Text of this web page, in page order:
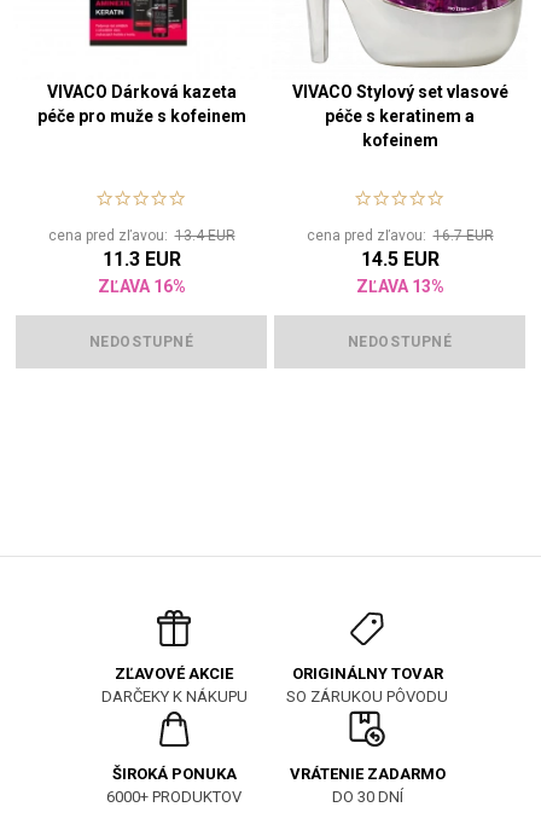
VIVACO Dárková kazeta
péče pro muže s kofeinem
cena pred zľavou:13.4 EUR
11.3 EUR
ZĽAVA 16%
NEDOSTUPNÉ
VIVACO Stylový set vlasové
péče s keratinem a
kofeinem
cena pred zľavou:16.7 EUR
14.5 EUR
ZĽAVA 13%
NEDOSTUPNÉ
ZĽAVOVÉ AKCIE
DARČEKY K NÁKUPU
ORIGINÁLNY TOVAR
SO ZÁRUKOU PÔVODU
ŠIROKÁ PONUKA
6000+ PRODUKTOV
VRÁTENIE ZADARMO
DO 30 DNÍ